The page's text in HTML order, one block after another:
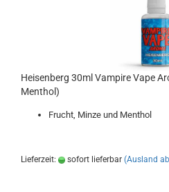
Heisenberg 30ml Vampire Vape
Menthol)
Frucht, Minze und Menthol
Lieferzeit: sofort lieferbar (Ausland